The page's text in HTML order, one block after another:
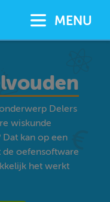
MENU
Delers
wiskunde
kan op een
de oefensoftware
het werkt